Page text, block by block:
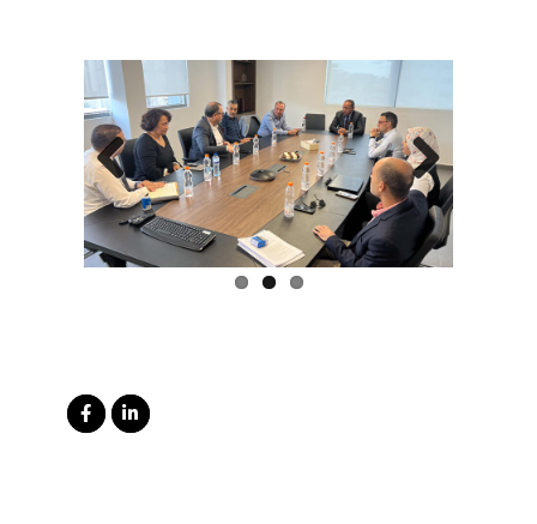
Previous Next